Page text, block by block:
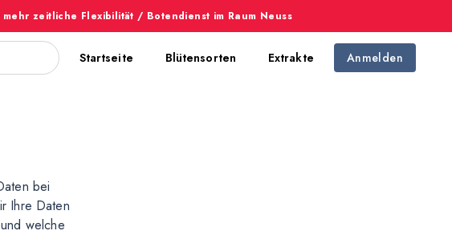
zeitliche Flexibilität / Botendienst im Raum Neuss
Startseite Blütensorten Extrakte Anmelden
bei
Ihre Daten
welche